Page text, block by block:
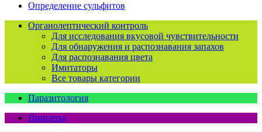
Определение сульфитов
Органолептический контроль
Для исследования вкусовой чувствительности
Для обнаружения и распознавания запахов
Для распознавания цвета
Имитаторы
Все товары категории
Паразитология
Пинцеты